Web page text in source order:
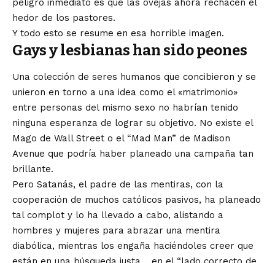
peligro inmediato es que las ovejas ahora rechacen el
hedor de los pastores.
Y todo esto se resume en esa horrible imagen.
Gays y lesbianas han sido peones
Una colección de seres humanos que concibieron y se
unieron en torno a una idea como el «matrimonio»
entre personas del mismo sexo no habrían tenido
ninguna esperanza de lograr su objetivo. No existe el
Mago de Wall Street o el “Mad Man” de Madison
Avenue que podría haber planeado una campaña tan
brillante.
Pero Satanás, el padre de las mentiras, con la
cooperación de muchos católicos pasivos, ha planeado
tal complot y lo ha llevado a cabo, alistando a
hombres y mujeres para abrazar una mentira
diabólica, mientras los engaña haciéndoles creer que